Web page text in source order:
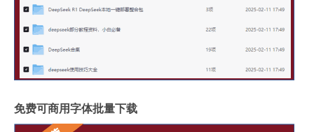
免费可商用字体批量下载